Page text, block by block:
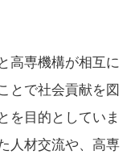
高専機構が相互に
とで社会貢献を図
を目的としていま
人材交流や、高専